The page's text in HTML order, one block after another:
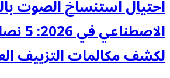
احتيال استنساخ الصوت
لكشف مكالمات التزييف